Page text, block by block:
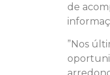
de
”Nos